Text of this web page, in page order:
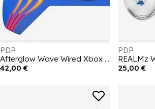
PDP
Afterglow Wave Wired Xbox Controller - Blue
42,00 €
PDP
25,00 €